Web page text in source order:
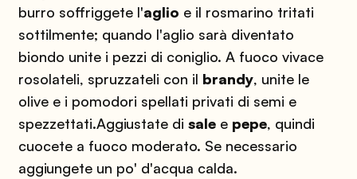
burro soffriggete l'aglio e il rosmarino tritati
sottilmente; quando l'aglio sarà diventato
biondo unite i pezzi di coniglio. A fuoco vivace
rosolateli, spruzzateli con il brandy, unite le
olive e i pomodori spellati privati di semi e
spezzettati.Aggiustate di saleepepe, quindi
cuocete a fuoco moderato. Se necessario
aggiungete un po' d'acqua calda.